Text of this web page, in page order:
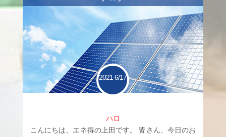
2021 6/17
ハロ
こんにちは、エネ得の上田です。 皆さん、今日のお